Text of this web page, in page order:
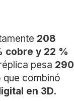
208
cobre y 22 %
pesa 290
combinó
en 3D.